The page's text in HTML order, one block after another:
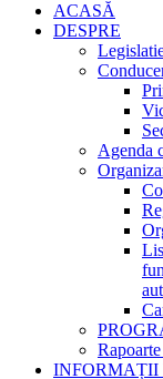
ACASĂ
DESPRE
Agenda
INFORMAȚII